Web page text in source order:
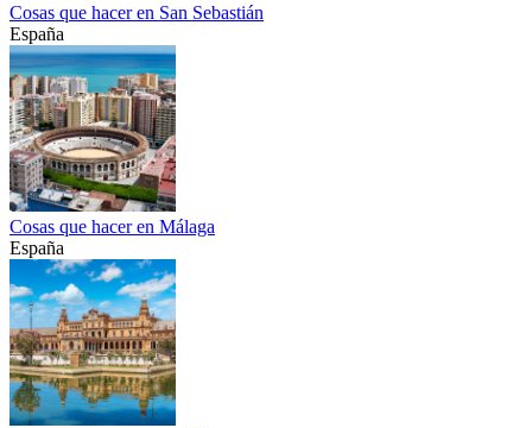
Cosas que hacer en San Sebastián
España
Cosas que hacer en Málaga
España